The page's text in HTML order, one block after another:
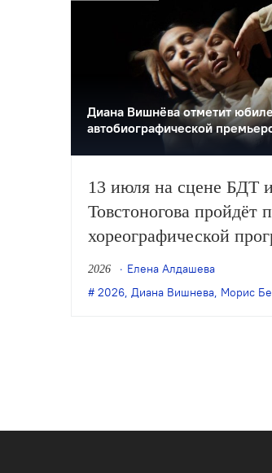
Диана Вишнёва отметит
автобиографической
13 июля на сцене БДТ
Товстоногова пройдёт
хореографической
«Диана. Без слов». В
будут показаны
2026
Елена Алдашева
2026, Диана Вишнева, Морис